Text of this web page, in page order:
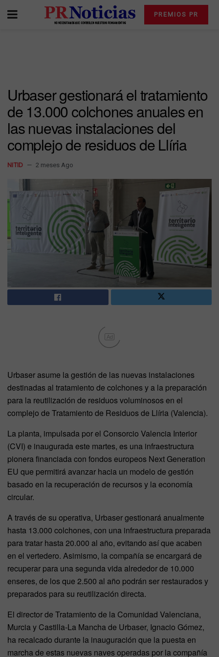
PREMIOS PR
Urbaser gestionará el tratamiento
de 13.000 colchones anuales en
las nuevas instalaciones del
complejo de residuos de Llíria
NITID 2 meses Ago
Ad
Urbaser asume la gestión de las nuevas instalaciones
destinadas al tratamiento de colchones y a la preparación
para la reutilización de residuos voluminosos en el
complejo de Tratamiento de Residuos de Llíria (Valencia).
La planta, impulsada por el Consorcio Valencia Interior
(CVI) e inaugurada este martes, es una infraestructura
pionera financiada con fondos europeos Next Generation
EU que permitirá avanzar hacia un modelo de gestión
basado en la recuperación de recursos y la economía
circular.
A través de su operativa, Urbaser gestionará anualmente
hasta 13.000 colchones, con una infraestructura preparada
para tratar hasta 20.000 al año, evitando así que acaben
en el vertedero. Asimismo, la compañía se encargará de
recuperar para una segunda vida alrededor de 10.000
enseres, de los que 2.500 al año podrán ser restaurados y
preparados para su reutilización directa.
El director de Tratamiento de la Comunidad Valenciana,
Murcia y Castilla-La Mancha de Urbaser, Ignacio Gómez,
ha recalcado durante la inauguración que la puesta en
marcha de estas nuevas naves operadas por la compañía